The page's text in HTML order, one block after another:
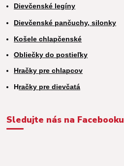
Dievčenské legíny
Dievčenské pančuchy, silonky
Košele chlapčenské
Obliečky do postieľky
Hračky pre chlapcov
Hračky pre dievčatá
Sledujte nás na Facebooku